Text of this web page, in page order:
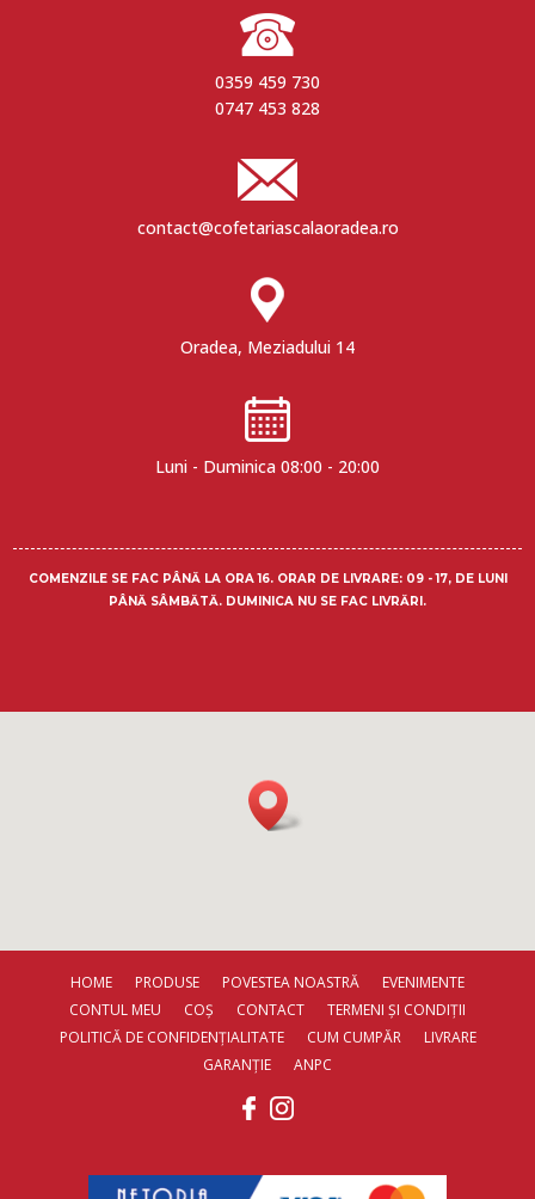
0359 459 730
0747 453 828
contact@cofetariascalaoradea.ro
Oradea, Meziadului 14
Luni - Duminica 08:00 - 20:00
COMENZILE SE FAC PÂNĂ LA ORA 16. ORAR DE LIVRARE: 09 - 17, DE LUNI
PÂNĂ SÂMBĂTĂ. DUMINICA NU SE FAC LIVRĂRI.
HOME PRODUSE POVESTEA NOASTRĂ
EVENIMENTE
CONTUL MEU
COȘ CONTACT
TERMENI ȘI CONDIȚII
POLITICĂ DE CONFIDENȚIALITATE
CUM CUMPĂR
LIVRARE
GARANȚIE
ANPC